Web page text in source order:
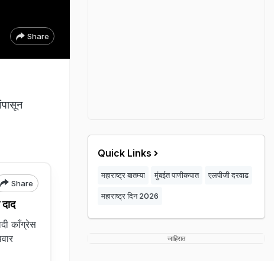
Share
Share
काँग्रेस
Quick Links
महाराष्ट्र बातम्या मुंबईत पाणीकपात एलपीजी दरवाढ
महाराष्ट्र दिन 2026
जाहिरात